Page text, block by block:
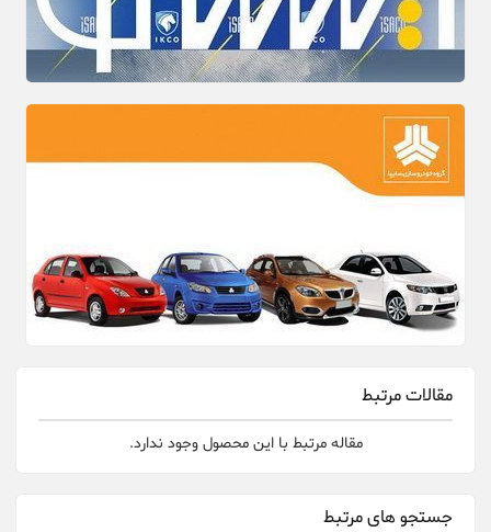
مقالات مرتبط
مقاله مرتبط با این محصول وجود ندارد.
جستجو های مرتبط